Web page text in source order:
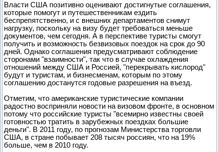
Власти США позитивно оценивают достигнутые соглашения,
которые помогут и путешественникам ездить
беспрепятственно, и с внешних департаментов снимут
нагрузку, поскольку на визу будет требоваться меньше
документов, чем сегодня. А в перспективе туристы смогут
получить и возможность безвизовых поездок на срок до 90
дней. Однако соглашения предусматривают соблюдение
сторонами "взаимности", так что в случае охлаждения
отношений между США и Россией, "перекрывать кислород"
будут и туристам, и бизнесменам, которым по этому
соглашению достанутся годовые разрешения на въезд.
Отметим, что американские туристические компании
радостно восприняли новости на визовом фронте, в основном
потому что российские туристы "всемирно известны своей
готовностью тратить в зарубежных поездках большие
деньги". В 2011 году, по прогнозам Министерства торговли
США, в стране побывает 208 тысяч россиян, что на 19%
больше, чем в 2010 году.